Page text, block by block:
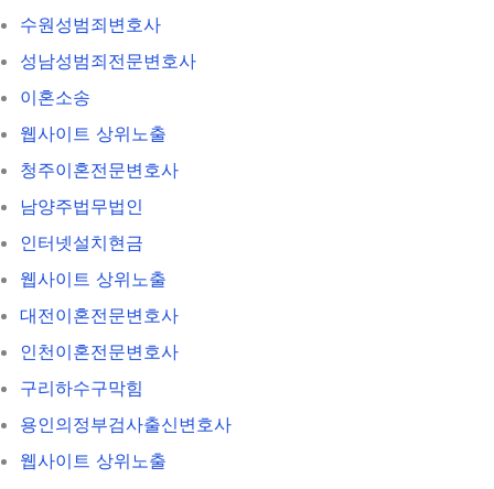
수원성범죄변호사
성남성범죄전문변호사
이혼소송
웹사이트 상위노출
청주이혼전문변호사
남양주법무법인
인터넷설치현금
웹사이트 상위노출
대전이혼전문변호사
인천이혼전문변호사
구리하수구막힘
용인의정부검사출신변호사
웹사이트 상위노출